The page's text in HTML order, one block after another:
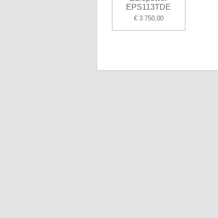
EPS113TDE
€ 3.750,00